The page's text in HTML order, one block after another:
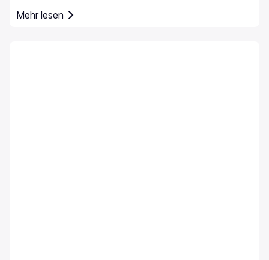
entfernt. Mit einer Fläche von 200 Stremmata (50
Mehr lesen